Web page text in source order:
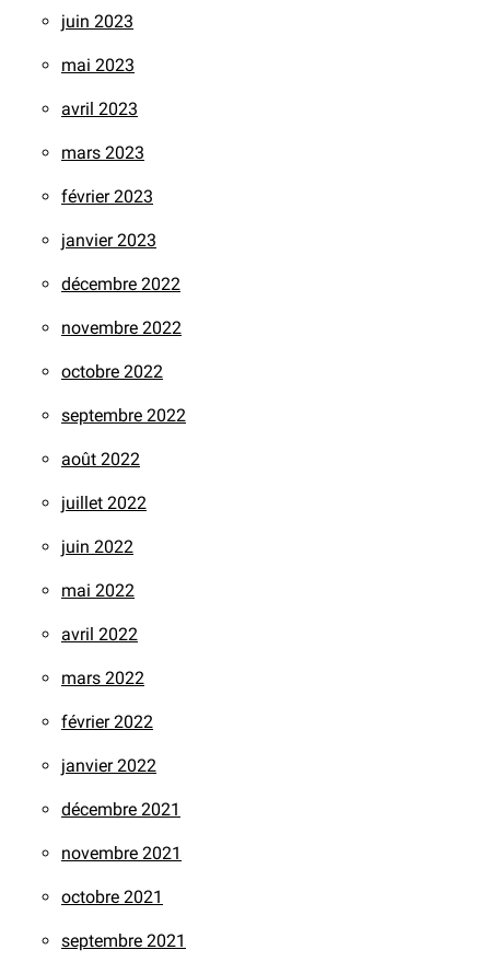
juin 2023
mai 2023
avril 2023
mars 2023
février 2023
janvier 2023
décembre 2022
novembre 2022
octobre 2022
septembre 2022
août 2022
juillet 2022
juin 2022
mai 2022
avril 2022
mars 2022
février 2022
janvier 2022
décembre 2021
novembre 2021
octobre 2021
septembre 2021